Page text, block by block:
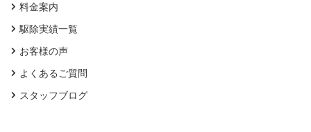
料金案内
駆除実績一覧
お客様の声
よくあるご質問
スタッフブログ